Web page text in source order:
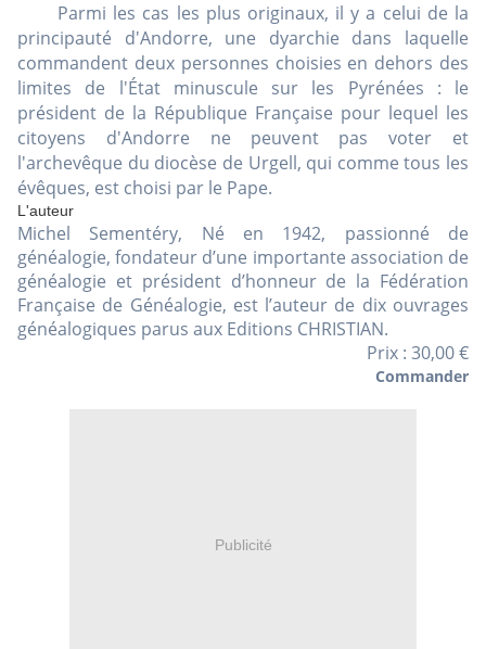
Parmi les cas les plus originaux, il y a celui de la
principauté d'Andorre, une dyarchie dans laquelle
commandent deux personnes choisies en dehors des
limites de l'État minuscule sur les Pyrénées : le
président de la République Française pour lequel les
citoyens d'Andorre ne peuvent pas voter et
l'archevêque du diocèse de Urgell, qui comme tous les
évêques, est choisi par le Pape.
L'auteur
Michel Sementéry, Né en 1942, passionné de
généalogie, fondateur d’une importante association de
généalogie et président d’honneur de la Fédération
Française de Généalogie, est l’auteur de dix ouvrages
généalogiques parus aux Editions CHRISTIAN.
Prix : 30,00 €
Commander
Publicité